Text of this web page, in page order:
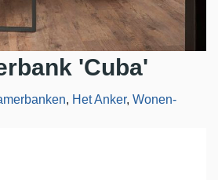
'Cuba'
, Het Anker, Wonen-